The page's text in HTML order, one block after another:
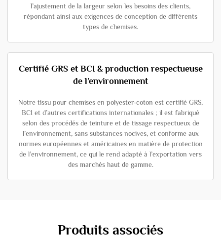
l’ajustement de la largeur selon les besoins des clients,
répondant ainsi aux exigences de conception de différents
types de chemises.
Certifié GRS et BCI & production respectueuse
de l’environnement
Notre tissu pour chemises en polyester-coton est certifié GRS,
BCI et d’autres certifications internationales ; il est fabriqué
selon des procédés de teinture et de tissage respectueux de
l’environnement, sans substances nocives, et conforme aux
normes européennes et américaines en matière de protection
de l’environnement, ce qui le rend adapté à l’exportation vers
des marchés haut de gamme.
Produits associés